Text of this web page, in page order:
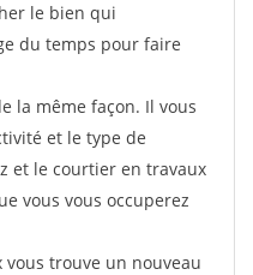
le bien qui
du temps pour faire
la même façon. Il vous
et le type de
et le courtier en travaux
vous vous occuperez
trouve un nouveau